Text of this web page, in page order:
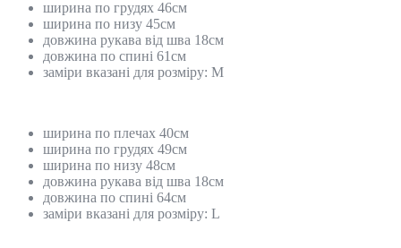
ширина по грудях 46см
ширина по низу 45см
довжина рукава від шва 18см
довжина по спині 61см
заміри вказані для розміру: M
ширина по плечах 40см
ширина по грудях 49см
ширина по низу 48см
довжина рукава від шва 18см
довжина по спині 64см
заміри вказані для розміру: L